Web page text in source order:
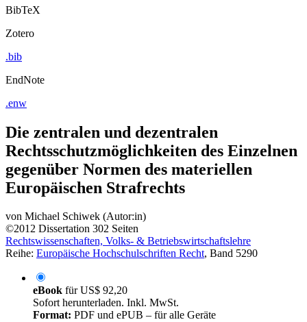
BibTeX
Zotero
.bib
EndNote
.enw
Die zentralen und dezentralen
Rechtsschutzmöglichkeiten des Einzelnen
gegenüber Normen des materiellen
Europäischen Strafrechts
von Michael Schiwek (Autor:in)
©2012 Dissertation 302 Seiten
Rechtswissenschaften, Volks- & Betriebswirtschaftslehre
Reihe: Europäische Hochschulschriften Recht, Band 5290
eBook fürUS$ 92,20
Sofort herunterladen. Inkl. MwSt.
Format: PDF und ePUB – für alle Geräte